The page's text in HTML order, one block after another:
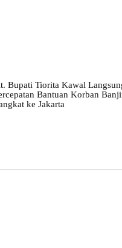
Bupati Tiorita Kawal
Bantuan Korban
ke Jakarta